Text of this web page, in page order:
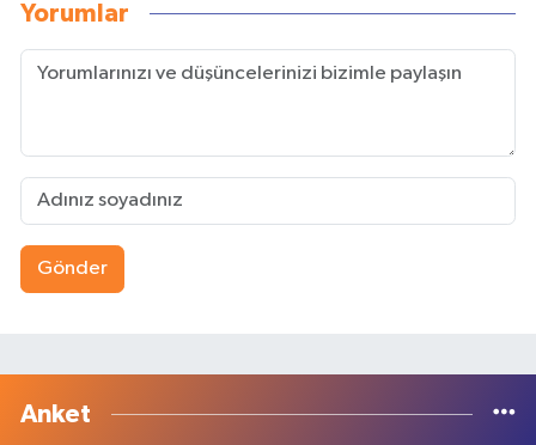
Yorumlar
Gönder
Anket